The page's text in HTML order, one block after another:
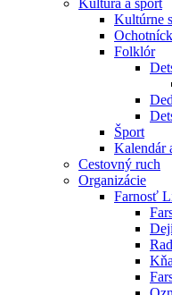
Kultúra a šport
Kultúrne
Folklór
Šport
Kalendár
Cestovný ruch
Organizácie
Farnosť